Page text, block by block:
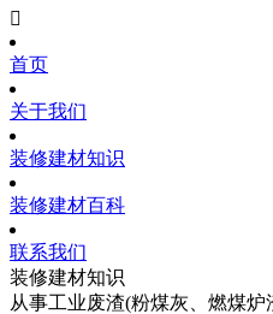

首页
关于我们
装修建材知识
装修建材百科
联系我们
装修建材知识
从事工业废渣(粉煤灰、燃煤